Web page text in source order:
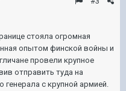
стояла огромная
опытом финской войны и
провели крупное
отправить туда на
с крупной армией.